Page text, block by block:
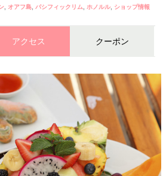
オアフ島 パシフィックリム ホノルル ショップ情報
アクセス クーポン